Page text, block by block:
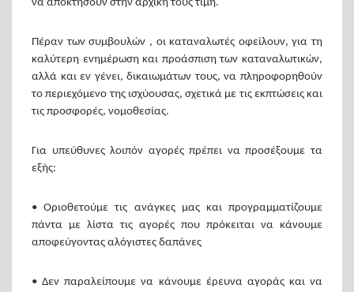
να αποκτήσουν στην αρχική τους τιμή.
Πέραν των συμβουλών , οι καταναλωτές οφείλουν, για τη
καλύτερη ενημέρωση και προάσπιση των καταναλωτικών,
αλλά και εν γένει, δικαιωμάτων τους, να πληροφορηθούν
το περιεχόμενο της ισχύουσας, σχετικά με τις εκπτώσεις και
τις προσφορές, νομοθεσίας.
Για υπεύθυνες λοιπόν αγορές πρέπει να προσέξουμε τα
εξής:
• Οριοθετούμε τις ανάγκες μας και προγραμματίζουμε
πάντα με λίστα τις αγορές που πρόκειται να κάνουμε
αποφεύγοντας αλόγιστες δαπάνες
• Δεν παραλείπουμε να κάνουμε έρευνα αγοράς και να